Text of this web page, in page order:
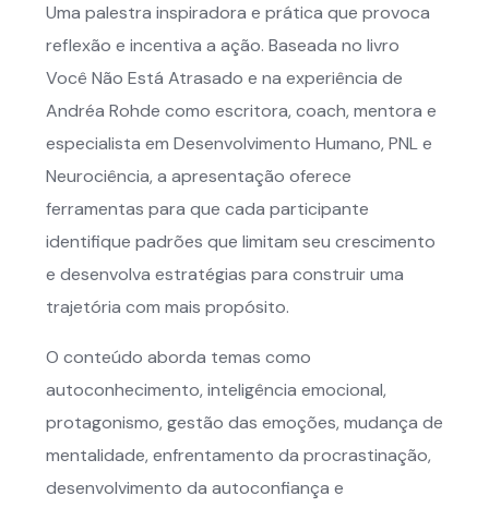
Uma palestra inspiradora e prática que provoca
reflexão e incentiva a ação. Baseada no livro
Você Não Está Atrasado e na experiência de
Andréa Rohde como escritora, coach, mentora e
especialista em Desenvolvimento Humano, PNL e
Neurociência, a apresentação oferece
ferramentas para que cada participante
identifique padrões que limitam seu crescimento
e desenvolva estratégias para construir uma
trajetória com mais propósito.
O conteúdo aborda temas como
autoconhecimento, inteligência emocional,
protagonismo, gestão das emoções, mudança de
mentalidade, enfrentamento da procrastinação,
desenvolvimento da autoconfiança e